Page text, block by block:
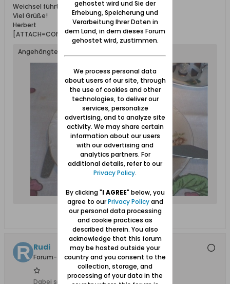
Weichsel führt jetzt doch bestimmt Eis?
Viel Grüße!
Herbert
[ATTACH=CONFIG]9489[/ATTACH]
Angehängte Dateien
Rudi
Forum-Teilnehmer
Dabei seit:
12.02.2008
gehostet wird und Sie der
Erhebung, Speicherung und
Verarbeitung Ihrer Daten in
dem Land, in dem dieses Forum
gehostet wird, zustimmen.
We process personal data
about users of our site, through
the use of cookies and other
technologies, to deliver our
services, personalize
advertising, and to analyze site
activity. We may share certain
information about our users
with our advertising and
analytics partners. For
additional details, refer to our
Privacy Policy.
By clicking "I AGREE" below, you
agree to ourPrivacy Policyand
our personal data processing
and cookie practices as
described therein. You also
acknowledge that this forum
may be hosted outside your
country and you consent to the
collection, storage, and
processing of your data in the